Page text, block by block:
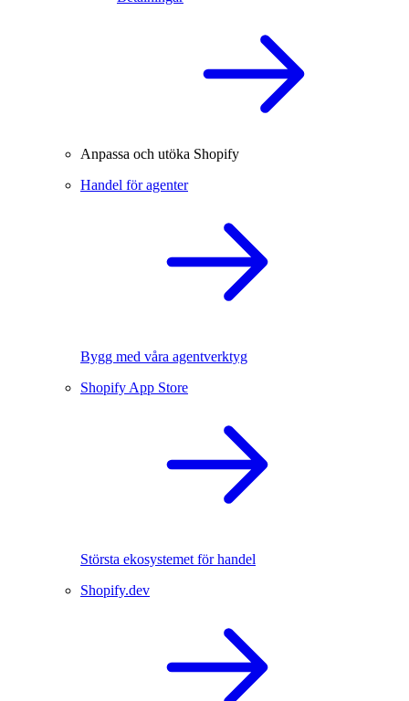
Anpassa och utöka Shopify
Handel för agenter
Bygg med våra agentverktyg
Shopify App Store
Största ekosystemet för handel
Shopify.dev